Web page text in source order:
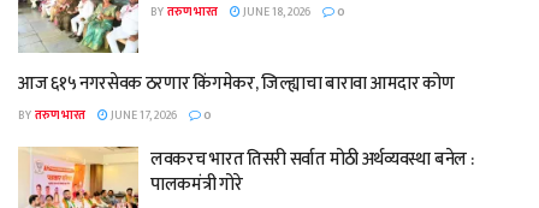
BYतरुण भारत JUNE 18, 2026 0
आज ६१५ नगरसेवक ठरणार किंगमेकर, जिल्ह्याचा बारावा आमदार कोण
BYतरुण भारत JUNE 17, 2026 0
लवकरच भारत तिसरी सर्वात मोठी अर्थव्यवस्था बनेल :
पालकमंत्री गोरे